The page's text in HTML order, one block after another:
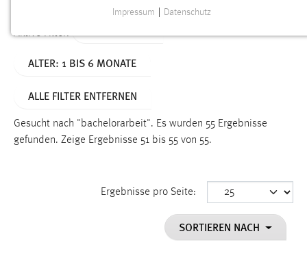
Aktive Filter:
ALTER: 1 BIS 6 MONATE
ALLE FILTER ENTFERNEN
Gesucht nach "bachelorarbeit". Es wurden 55 Ergebnisse
gefunden. Zeige Ergebnisse 51 bis 55 von 55.
Ergebnisse pro Seite:
SORTIEREN NACH
Funktionen und sind für die einwandfreie Funktion der
Name:
Dieser Cookie speichert die ausgewählten Einverständnis-
Impressum Datenschutz